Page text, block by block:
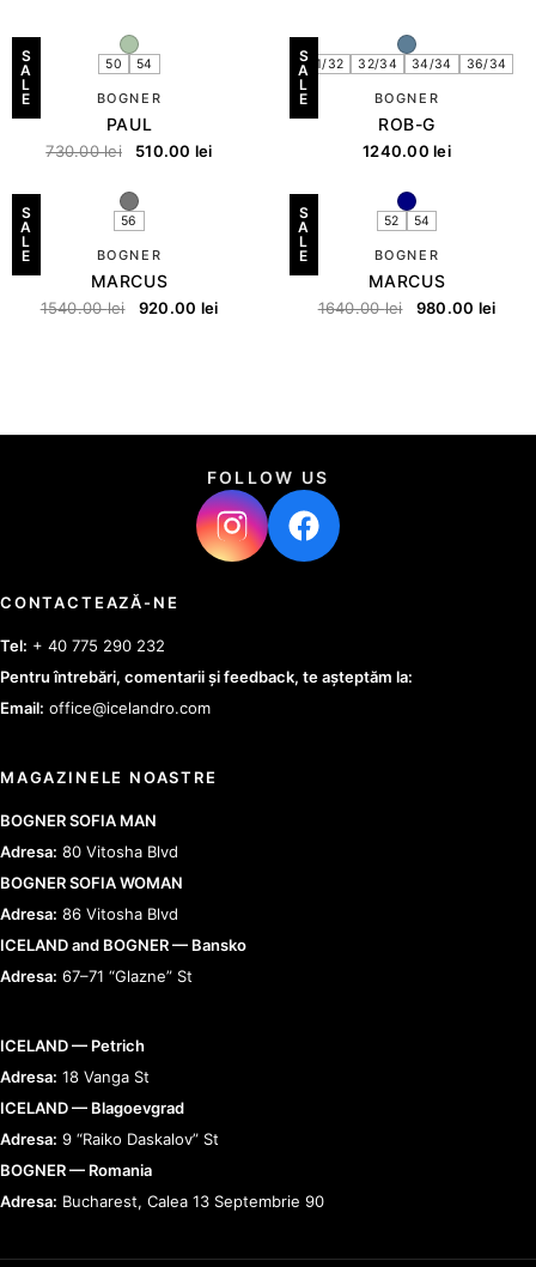
S
A
L
E
50 54
BOGNER
PAUL
730.00lei 510.00 lei
S
A
L
E
31/32 32/34 34/34 36/34
BOGNER
ROB-G
1240.00lei
S
A
L
E
56
BOGNER
MARCUS
1540.00lei 920.00 lei
S
A
L
E
52 54
BOGNER
MARCUS
1640.00lei 980.00 lei
FOLLOW US
CONTACTEAZĂ-NE
Tel: + 40 775 290 232
Pentru întrebări, comentarii și feedback, te așteptăm la:
Email: office@icelandro.com
MAGAZINELE NOASTRE
BOGNER SOFIA MAN
Adresa: 80 Vitosha Blvd
BOGNER SOFIA WOMAN
Adresa: 86 Vitosha Blvd
ICELAND and BOGNER — Bansko
Adresa: 67–71 “Glazne” St
ICELAND — Petrich
Adresa: 18 Vanga St
ICELAND — Blagoevgrad
Adresa: 9 “Raiko Daskalov” St
BOGNER — Romania
Adresa: Bucharest, Calea 13 Septembrie 90